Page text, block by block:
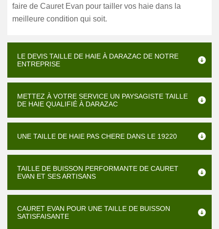
faire de Cauret Evan pour tailler vos haie dans la
meilleure condition qui soit.
LE DEVIS TAILLE DE HAIE À DARAZAC DE NOTRE
ENTREPRISE
METTEZ À VOTRE SERVICE UN PAYSAGISTE TAILLE
DE HAIE QUALIFIÉ À DARAZAC
UNE TAILLE DE HAIE PAS CHERE DANS LE 19220
TAILLE DE BUISSON PERFORMANTE DE CAURET
EVAN ET SES ARTISANS
CAURET EVAN POUR UNE TAILLE DE BUISSON
SATISFAISANTE